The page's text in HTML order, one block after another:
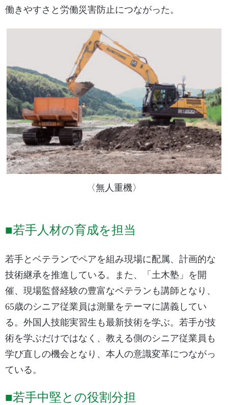
働きやすさと労働災害防止につながった。
〈無人重機〉
■若手人材の育成を担当
若手とベテランでペアを組み現場に配属、計画的な
技術継承を推進している。また、「土木塾」を開
催、現場監督経験の豊富なベテランも講師となり、
65歳のシニア従業員は測量をテーマに講義してい
る。外国人技能実習生も最新技術を学ぶ。若手が技
術を学ぶだけではなく、教える側のシニア従業員も
学び直しの機会となり、本人の意識変革につながっ
ている。
■若手中堅との役割分担